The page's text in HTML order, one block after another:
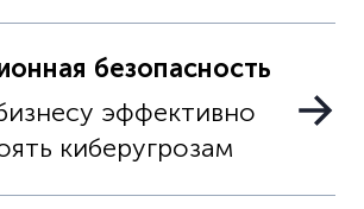
безопасность
эффективно
киберугрозам